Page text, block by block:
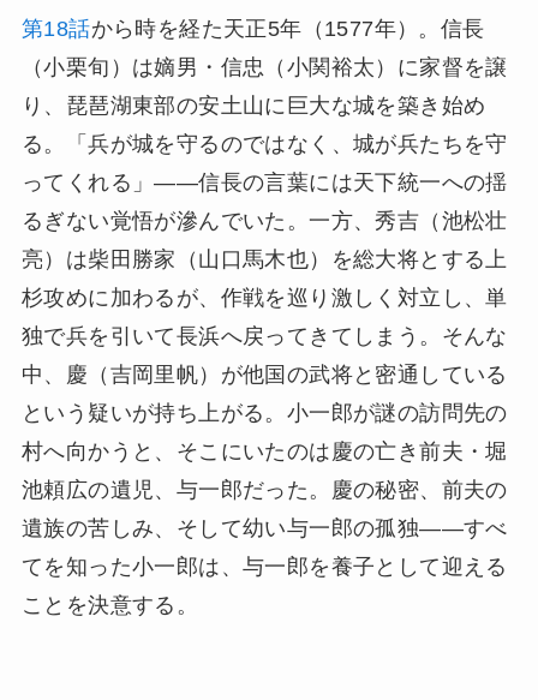
第18話から時を経た天正5年（1577年）。信長
（小栗旬）は嫡男・信忠（小関裕太）に家督を譲
り、琵琶湖東部の安土山に巨大な城を築き始め
る。「兵が城を守るのではなく、城が兵たちを守
ってくれる」——信長の言葉には天下統一への揺
るぎない覚悟が滲んでいた。一方、秀吉（池松壮
亮）は柴田勝家（山口馬木也）を総大将とする上
杉攻めに加わるが、作戦を巡り激しく対立し、単
独で兵を引いて長浜へ戻ってきてしまう。そんな
中、慶（吉岡里帆）が他国の武将と密通している
という疑いが持ち上がる。小一郎が謎の訪問先の
村へ向かうと、そこにいたのは慶の亡き前夫・堀
池頼広の遺児、与一郎だった。慶の秘密、前夫の
遺族の苦しみ、そして幼い与一郎の孤独——すべ
てを知った小一郎は、与一郎を養子として迎える
ことを決意する。